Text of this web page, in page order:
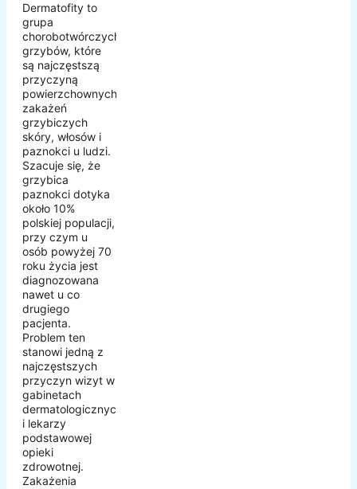
Dermatofity to
grupa
chorobotwórczych
grzybów, które
są najczęstszą
przyczyną
powierzchownych
zakażeń
grzybiczych
skóry, włosów i
paznokci u ludzi.
Szacuje się, że
grzybica
paznokci dotyka
około 10%
polskiej populacji,
przy czym u
osób powyżej 70
roku życia jest
diagnozowana
nawet u co
drugiego
pacjenta.
Problem ten
stanowi jedną z
najczęstszych
przyczyn wizyt w
gabinetach
dermatologicznych
i lekarzy
podstawowej
opieki
zdrowotnej.
Zakażenia